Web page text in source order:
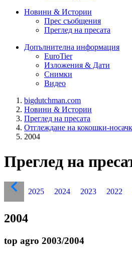
Новини & Истории
Прес съобщения
Преглед на пресата
Допълнителна информация
EuroTier
Изложения & Дати
Снимки
Видео
bigdutchman.com
Новини & Истории
Преглед на пресата
Отглеждане на кокошки-
2004
Преглед на
2025 2024 2023 2022
2004
top agro 2003/2004